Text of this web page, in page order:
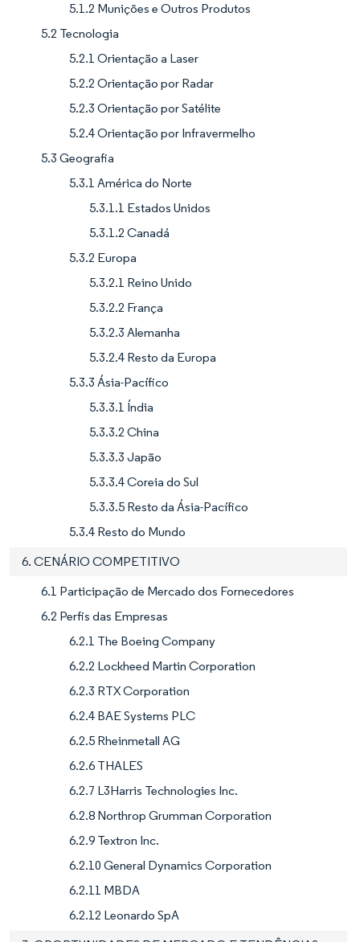
5.1.2 Munições e Outros Produtos
5.2 Tecnologia
5.2.1 Orientação a Laser
5.2.2 Orientação por Radar
5.2.3 Orientação por Satélite
5.2.4 Orientação por Infravermelho
5.3 Geografia
5.3.1 América do Norte
5.3.1.1 Estados Unidos
5.3.1.2 Canadá
5.3.2 Europa
5.3.2.1 Reino Unido
5.3.2.2 França
5.3.2.3 Alemanha
5.3.2.4 Resto da Europa
5.3.3 Ásia-Pacífico
5.3.3.1 Índia
5.3.3.2 China
5.3.3.3 Japão
5.3.3.4 Coreia do Sul
5.3.3.5 Resto da Ásia-Pacífico
5.3.4 Resto do Mundo
6. CENÁRIO COMPETITIVO
6.1 Participação de Mercado dos Fornecedores
6.2 Perfis das Empresas
6.2.1 The Boeing Company
6.2.2 Lockheed Martin Corporation
6.2.3 RTX Corporation
6.2.4 BAE Systems PLC
6.2.5 Rheinmetall AG
6.2.6 THALES
6.2.7 L3Harris Technologies Inc.
6.2.8 Northrop Grumman Corporation
6.2.9 Textron Inc.
6.2.10 General Dynamics Corporation
6.2.11 MBDA
6.2.12 Leonardo SpA